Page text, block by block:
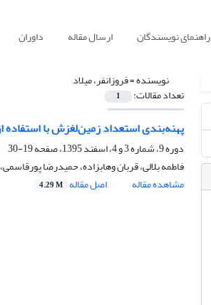
راهنمای نویسندگان ارسال مقاله داوران
نویسنده =فروزانفر، میلاد
تعداد مقالات: 1
پهنه‌بندی استعداد زمین‌لغزش با
دوره 9، شماره 3 و 4، اسفند 1395، صفحه
19-30
فاطمه بلالی، قربان وهابزاده، حمیدرضا
مشاهده مقاله
اصل مقاله 4.29 M